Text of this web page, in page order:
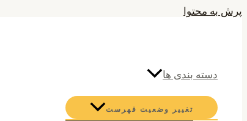
پرش به محتوا
دسته بندی ها
تغییر وضعیت فهرست